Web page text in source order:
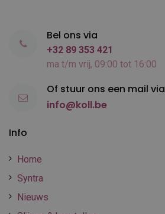
Info
Home
Syntra
Nieuws
Bel ons via
+32 89 353 421
ma t/m vrij, 09:00 tot 16:00
Of stuur ons een mail via
info@koll.be